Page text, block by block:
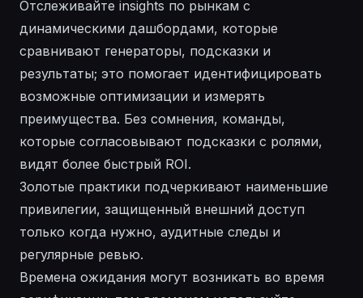
Отслеживайте insights по рынкам с
динамическими дашбордами, которые
сравнивают генераторы, подсказки и
результаты; это помогает идентифицировать
возможные оптимизации и измерять
преимущества. Без сомнения, команды,
которые согласовывают подсказки с ролями,
видят более быстрый ROI.
Золотые практики подчеркивают наименьшие
привилегии, защищенный внешний доступ
только когда нужно, аудитные следы и
регулярные ревью.
Времена ожидания могут возникать во время